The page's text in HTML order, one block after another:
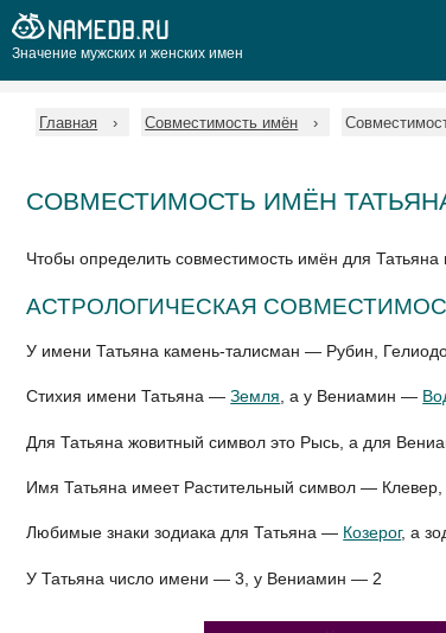
Значение мужских и женских имен
Главная Совместимость имён
СОВМЕСТИМОСТЬ ИМЁН
Чтобы определить совместимость имён для
АСТРОЛОГИЧЕСКАЯ
У имени Татьяна камень-талисман — Рубин,
Стихия имени Татьяна —Земля , а у Вениамин —
Для Татьяна жовитный символ это Рысь, а для
Имя Татьяна имеет Растительный символ —
Любимые знаки зодиака для Татьяна — Козерог, а
У Татьяна число имени — 3, у Вениамин — 2